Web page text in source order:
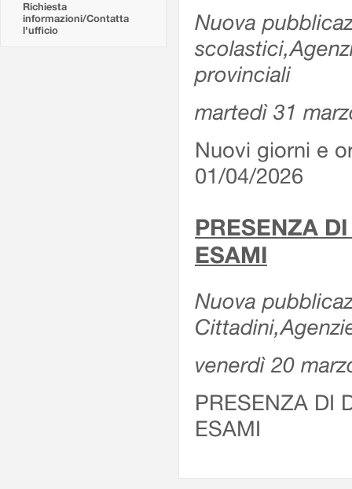
Richiesta
informazioni/Contatta
l'ufficio
Nuova
provinciali
martedì 31
Nuovi giorni e
01/04/2026
PRESENZA
ESAMI
Nuova
venerdì 20
PRESENZA DI
ESAMI